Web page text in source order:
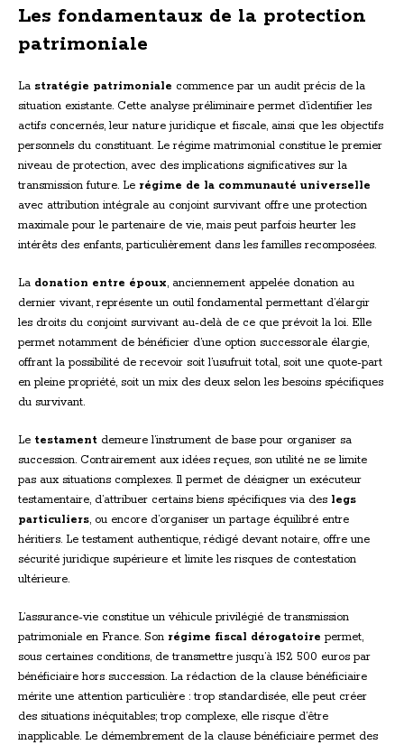
Les fondamentaux de la protection
patrimoniale
La stratégie patrimoniale commence par un audit précis de la
situation existante. Cette analyse préliminaire permet d’identifier les
actifs concernés, leur nature juridique et fiscale, ainsi que les objectifs
personnels du constituant. Le régime matrimonial constitue le premier
niveau de protection, avec des implications significatives sur la
transmission future. Le régime de la communauté universelle
avec attribution intégrale au conjoint survivant offre une protection
maximale pour le partenaire de vie, mais peut parfois heurter les
intérêts des enfants, particulièrement dans les familles recomposées.
La donation entre époux, anciennement appelée donation au
dernier vivant, représente un outil fondamental permettant d’élargir
les droits du conjoint survivant au-delà de ce que prévoit la loi. Elle
permet notamment de bénéficier d’une option successorale élargie,
offrant la possibilité de recevoir soit l’usufruit total, soit une quote-part
en pleine propriété, soit un mix des deux selon les besoins spécifiques
du survivant.
Le testament demeure l’instrument de base pour organiser sa
succession. Contrairement aux idées reçues, son utilité ne se limite
pas aux situations complexes. Il permet de désigner un exécuteur
testamentaire, d’attribuer certains biens spécifiques via des legs
particuliers, ou encore d’organiser un partage équilibré entre
héritiers. Le testament authentique, rédigé devant notaire, offre une
sécurité juridique supérieure et limite les risques de contestation
ultérieure.
L’assurance-vie constitue un véhicule privilégié de transmission
patrimoniale en France. Son régime fiscal dérogatoire permet,
sous certaines conditions, de transmettre jusqu’à 152 500 euros par
bénéficiaire hors succession. La rédaction de la clause bénéficiaire
mérite une attention particulière : trop standardisée, elle peut créer
des situations inéquitables; trop complexe, elle risque d’être
inapplicable. Le démembrement de la clause bénéficiaire permet des